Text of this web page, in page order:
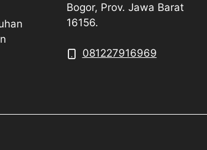
Bogor, Prov. Jawa Barat
16156.
081227916969